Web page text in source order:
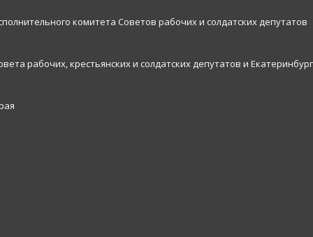
комитета Советов рабочих и солдатских депутатов
рабочих, крестьянских и солдатских депутатов и